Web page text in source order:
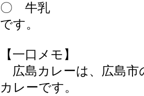
〇 牛乳
です。
【一口メモ】
広島カレーは、広島市
カレーです。